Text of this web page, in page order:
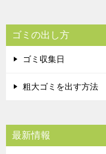
ゴミの出し方
ゴミ収集日
粗大ゴミを出す方法
最新情報